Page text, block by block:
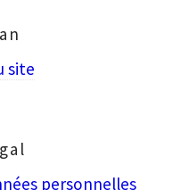
site
personnelles